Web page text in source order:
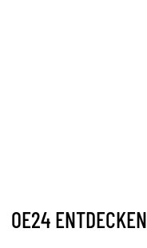
OE24 ENTDECKEN